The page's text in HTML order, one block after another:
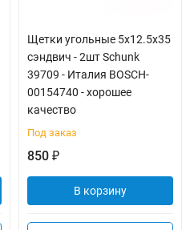
Щетки угольные 5x12.5x35
сэндвич - 2шт Schunk
39709 - Италия BOSCH-
00154740 - хорошее
качество
Под заказ
850 ₽
В корзину